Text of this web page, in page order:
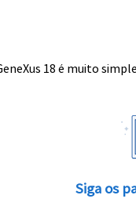
18 é muito
Siga os